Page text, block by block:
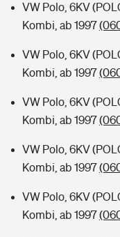
VW Polo, 6KV
Kombi, ab 1997
VW Polo, 6KV
Kombi, ab 1997
VW Polo, 6KV
Kombi, ab 1997
VW Polo, 6KV
Kombi, ab 1997
VW Polo, 6KV
Kombi, ab 1997